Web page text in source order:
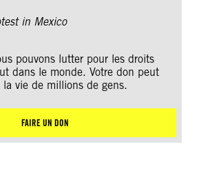
pouvons lutter pour les droits
dans le monde. Votre don peut
la vie de millions de gens.
FAIRE UN DON